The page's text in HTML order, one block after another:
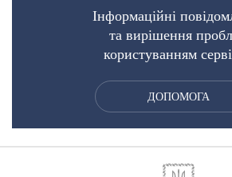
Інформаційні
та вирішення
користуванням
ДОПОМОГА